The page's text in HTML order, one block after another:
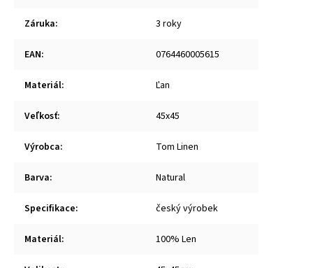
Záruka: 3 roky
EAN: 0764460005615
Materiál: Ľan
Veľkosť: 45x45
Výrobca: Tom Linen
Barva: Natural
Specifikace: český výrobek
Materiál: 100% Len